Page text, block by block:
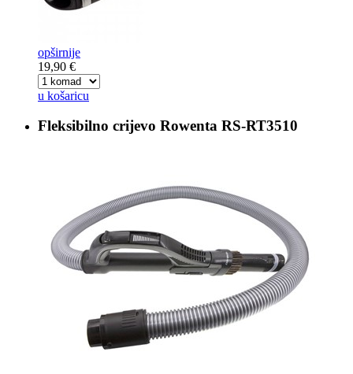
opširnije
19,90 €
u košaricu
Fleksibilno crijevo Rowenta RS-RT3510